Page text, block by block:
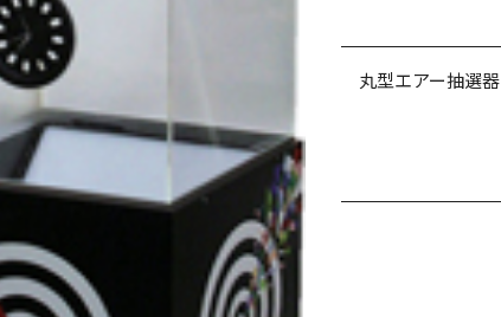
丸型エアー抽選器